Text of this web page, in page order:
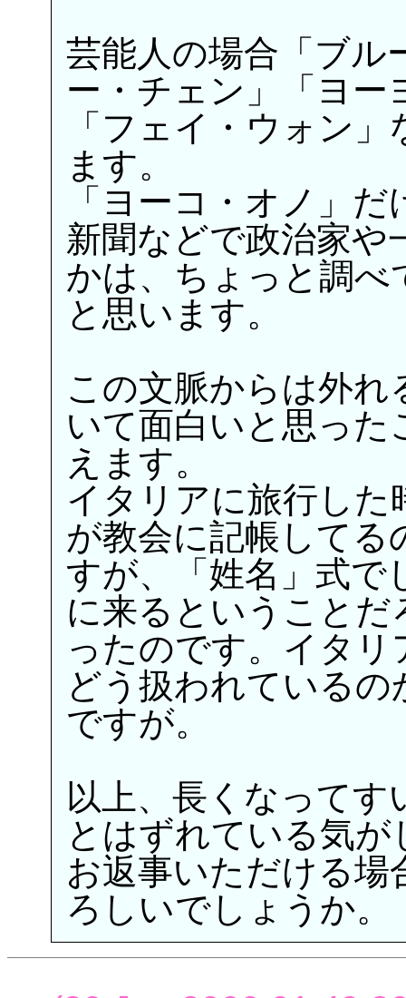
芸能人の場合「ブル
ー・チェン」「ヨー
「フェイ・ウォン
ます。
「ヨーコ・オノ」
新聞などで政治家や
かは、ちょっと調べ
と思います。
この文脈からは外
いて面白いと思った
えます。
イタリアに旅行し
が教会に記帳してる
すが、「姓名」式で
に来るということだ
ったのです。イタ
どう扱われている
ですが。
以上、長くなってす
とはずれている気が
お返事いただける
ろしいでしょうか。